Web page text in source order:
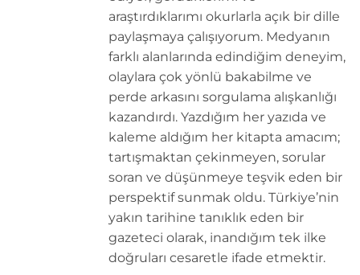
araştırdıklarımı okurlarla açık bir dille
paylaşmaya çalışıyorum. Medyanın
farklı alanlarında edindiğim deneyim,
olaylara çok yönlü bakabilme ve
perde arkasını sorgulama alışkanlığı
kazandırdı. Yazdığım her yazıda ve
kaleme aldığım her kitapta amacım;
tartışmaktan çekinmeyen, sorular
soran ve düşünmeye teşvik eden bir
perspektif sunmak oldu. Türkiye’nin
yakın tarihine tanıklık eden bir
gazeteci olarak, inandığım tek ilke
doğruları cesaretle ifade etmektir.